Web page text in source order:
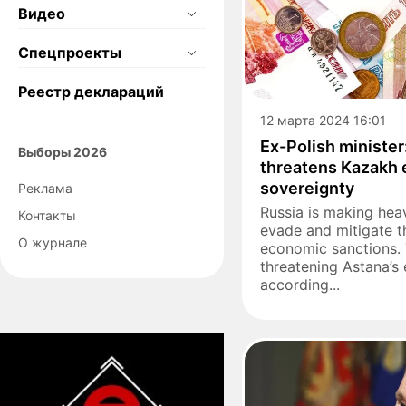
Видео
Спецпроекты
Реестр деклараций
Выборы 2026
Реклама
Контакты
О журнале
12 марта 2024 16:01
Ex-Polish
threatens Kazakh
sovereignty
Russia is making
evade and mitigate
economic
threatening
according...